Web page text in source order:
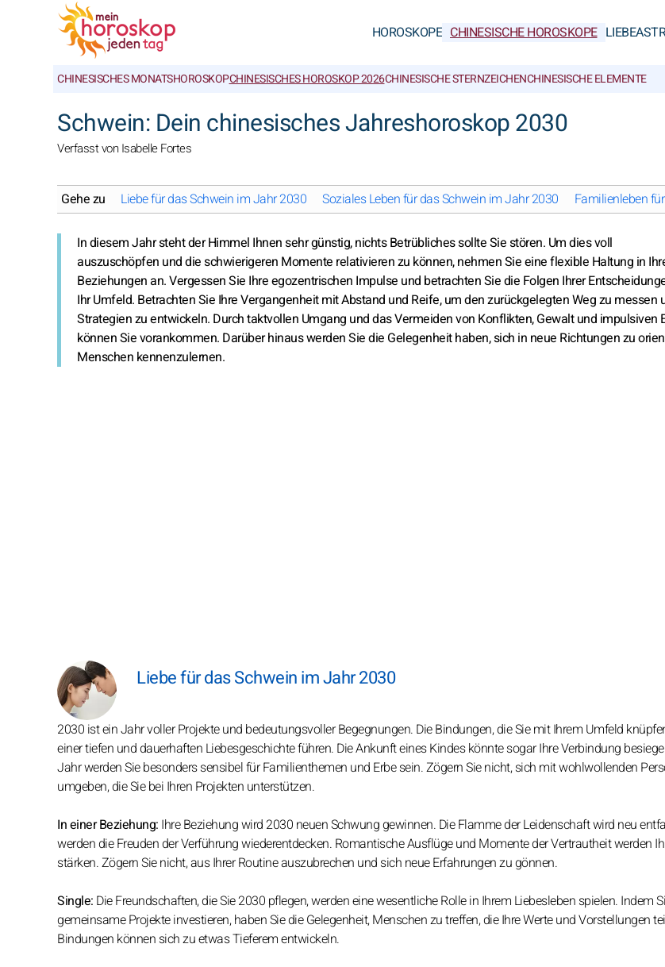
HOROSKOPE CHINESISCHE HOROSKOPE LIEBE
CHINESISCHES MONATSHOROSKOPCHINESISCHES HOROSKOP 2026CHINESISCHE STERNZEICHENCHINESISCHE ELEMENTE
Schwein: Dein chinesisches Jahreshoroskop 2030
Verfasst von Isabelle Fortes
Gehe zu Liebe für das Schwein im Jahr 2030 Soziales Leben für das Schwein im Jahr 2030 Familienleben
In diesem Jahr steht der Himmel Ihnen sehr günstig, nichts Betrübliches sollte Sie stören. Um dies voll
auszuschöpfen und die schwierigeren Momente relativieren zu können, nehmen Sie eine flexible Haltung in
Beziehungen an. Vergessen Sie Ihre egozentrischen Impulse und betrachten Sie die Folgen Ihrer
Ihr Umfeld. Betrachten Sie Ihre Vergangenheit mit Abstand und Reife, um den zurückgelegten Weg zu messen
Strategien zu entwickeln. Durch taktvollen Umgang und das Vermeiden von Konflikten, Gewalt und impulsiven
können Sie vorankommen. Darüber hinaus werden Sie die Gelegenheit haben, sich in neue Richtungen zu
Menschen kennenzulernen.
Liebe für das Schwein im Jahr 2030
2030 ist ein Jahr voller Projekte und bedeutungsvoller Begegnungen. Die Bindungen, die Sie mit Ihrem Umfeld
einer tiefen und dauerhaften Liebesgeschichte führen. Die Ankunft eines Kindes könnte sogar Ihre Verbindung
Jahr werden Sie besonders sensibel für Familienthemen und Erbe sein. Zögern Sie nicht, sich mit wohlwollenden
umgeben, die Sie bei Ihren Projekten unterstützen.
In einer Beziehung: Ihre Beziehung wird 2030 neuen Schwung gewinnen. Die Flamme der Leidenschaft wird neu
werden die Freuden der Verführung wiederentdecken. Romantische Ausflüge und Momente der Vertrautheit werden
stärken. Zögern Sie nicht, aus Ihrer Routine auszubrechen und sich neue Erfahrungen zu gönnen.
Single: Die Freundschaften, die Sie 2030 pflegen, werden eine wesentliche Rolle in Ihrem Liebesleben spielen. Indem
gemeinsame Projekte investieren, haben Sie die Gelegenheit, Menschen zu treffen, die Ihre Werte und Vorstellungen
Bindungen können sich zu etwas Tieferem entwickeln.